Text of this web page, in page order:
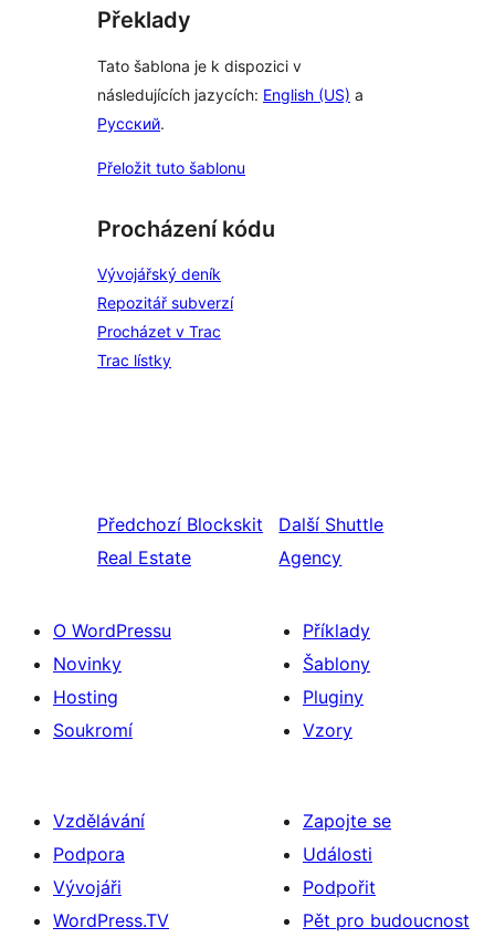
Překlady
Tato šablona je k dispozici v
následujících jazycích: English (US) a
Русский.
Přeložit tuto šablonu
Procházení kódu
Vývojářský deník
Repozitář subverzí
Procházet v Trac
Trac lístky
Předchozí Blockskit
Real Estate
Další Shuttle
Agency
O WordPressu
Novinky
Hosting
Soukromí
Příklady
Šablony
Pluginy
Vzory
Vzdělávání
Podpora
Vývojáři
WordPress.TV
Zapojte se
Události
Podpořit
Pět pro budoucnost